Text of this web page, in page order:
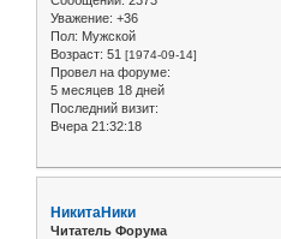
Уважение: +36
Пол: Мужской
Возраст: 51 [1974-09-14]
Провел на форуме:
5 месяцев 18 дней
Последний визит:
Вчера 21:32:18
НикитаНики
Читатель Форума